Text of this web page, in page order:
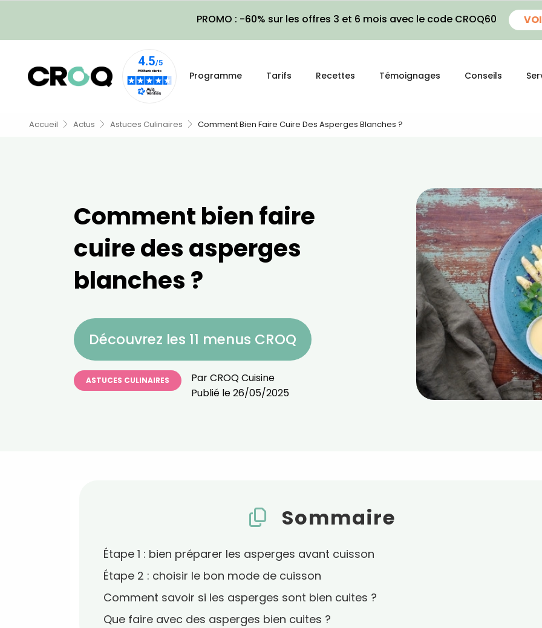
PROMO : -60% sur les offres 3 et 6 mois avec le code CROQ60
Programme Tarifs Recettes Témoignages Conseils
Accueil Actus Astuces Culinaires Comment Bien Faire Cuire Des Asperges Blanches ?
Comment bien faire
cuire des asperges
blanches ?
Découvrez les 11 menus CROQ
ASTUCES CULINAIRES ParCROQ Cuisine
Publié le26/05/2025
Sommaire
Étape 1 : bien préparer les asperges avant cuisson
Étape 2 : choisir le bon mode de cuisson
Comment savoir si les asperges sont bien cuites ?
Que faire avec des asperges bien cuites ?